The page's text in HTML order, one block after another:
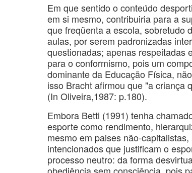
Em que sentido o conteúdo
em si mesmo, contribuiria para a
que freqüenta a escola, sobretudo
aulas, por serem padronizadas
questionadas; apenas respeitadas
para o conformismo, pois um
dominante da Educação Física,
isso Bracht afirmou que "a criança
(In Oliveira,1987: p.180).
Embora Betti (1991) tenha
esporte como rendimento,
mesmo em paises não-
intencionados que justificam o
processo neutro: da forma
obediência sem consciência, pois